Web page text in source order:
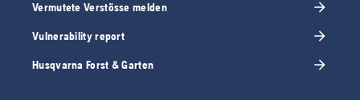
Vermutete Verstösse melden
Vulnerability report
Husqvarna Forst & Garten